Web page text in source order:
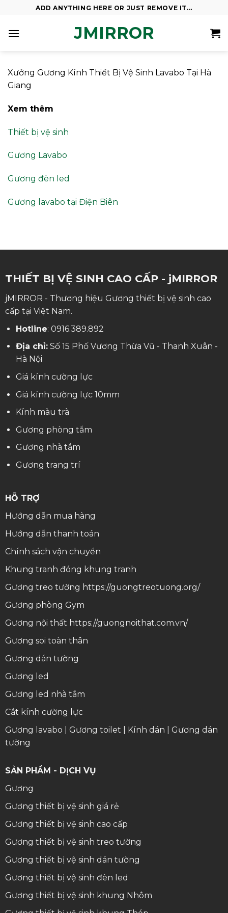
content
ADD ANYTHING HERE OR JUST REMOVE IT...
JMIRROR
Xưởng Gương Kính Thiết Bị Vệ Sinh Lavabo Tại Hà
Giang
Xem thêm
Thiết bị vệ sinh
Gương Lavabo
Gương đèn led
Gương lavabo tại Điện Biên
THIẾT BỊ VỆ SINH CAO CẤP - jMIRROR
jMIRROR - Thương hiệu Gương thiết bị vệ sinh cao
cấp tại Việt Nam.
Hotline: 0916.389.892
Địa chỉ:Số 15 Phố Vương Thừa Vũ - Thanh Xuân -
Hà Nội
Giá kính cường lực
Giá kính cường lực 10mm
Kính màu trà
Gương phòng tắm
Gương nhà tắm
Gương trang trí
HỖ TRỢ
Hướng dẫn mua hàng
Hướng dẫn thanh toán
Chính sách vận chuyển
Khung tranh đóng khung tranh
Gương treo tường https://guongtreotuong.org/
Gương phòng Gym
Gương nội thất https://guongnoithat.com.vn/
Gương soi toàn thân
Gương dán tường
Gương led
Gương led nhà tắm
Cắt kính cường lực
Gương lavabo
Gương toilet Kính dán
Gương dán
tường
SẢN PHẨM - DỊCH VỤ
Gương
Gương thiết bị vệ sinh giá rẻ
Gương thiết bị vệ sinh cao cấp
Gương thiết bị vệ sinh treo tường
Gương thiết bị vệ sinh dán tường
Gương thiết bị vệ sinh đèn led
Gương thiết bị vệ sinh khung Nhôm